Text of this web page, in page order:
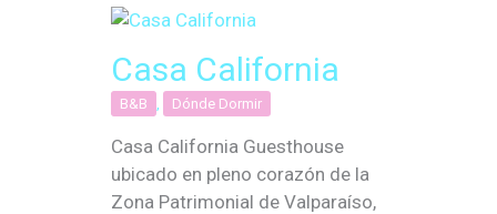
Casa California
B&B Dónde Dormir
Casa California Guesthouse
ubicado en pleno corazón de la
Zona Patrimonial de Valparaíso,